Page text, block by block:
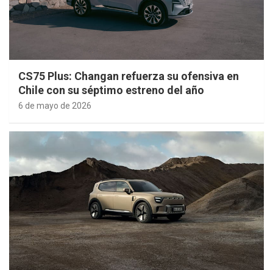
CS75 Plus: Changan refuerza su ofensiva en
Chile con su séptimo estreno del año
6 de mayo de 2026